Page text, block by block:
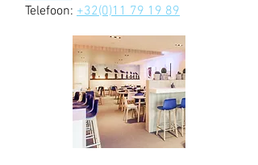
Telefoon: +32(0)11 79 19 89